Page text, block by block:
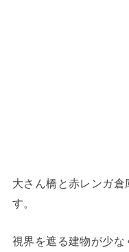
大さん橋と赤レンガ
す。
視界を遮る建物が少